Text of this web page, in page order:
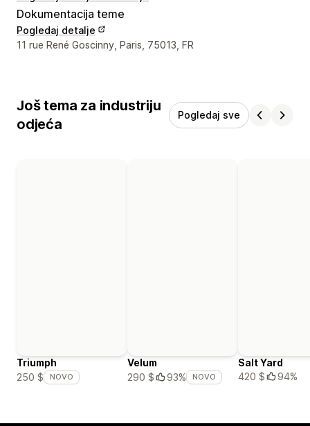
Dokumentacija teme
Pogledaj detalje
Podaci za kontakt dizajnera
11 rue René Goscinny, Paris, 75013, FR
Još tema za industriju
odjeća
Pogledaj sve
Triumph
250 $
NOVO
Velum
290 $
93% NOVO
Salt Yard
420 $
94%